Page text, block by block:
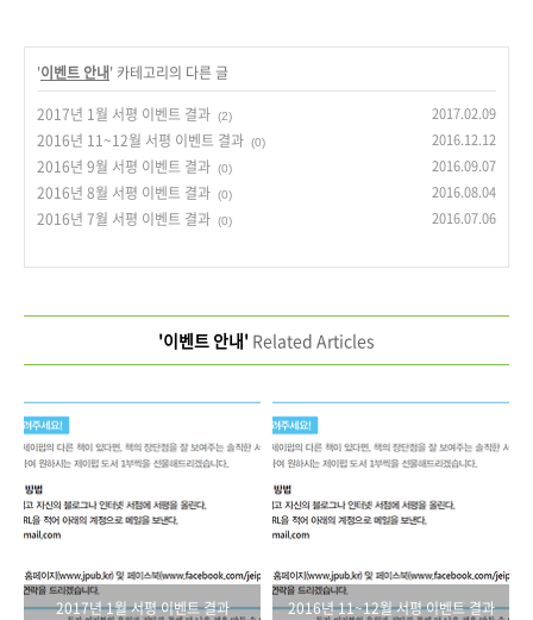
'이벤트 안내' 카테고리의 다른 글
2017년 1월 서평 이벤트 결과 (2) 2017.02.09
2016년 11~12월 서평 이벤트 결과 (0) 2016.12.12
2016년 9월 서평 이벤트 결과 (0) 2016.09.07
2016년 8월 서평 이벤트 결과 (0) 2016.08.04
2016년 7월 서평 이벤트 결과 (0) 2016.07.06
'이벤트 안내' Related Articles
2017년 1월 서평 이벤트 결과 2016년 11~12월 서평 이벤트 결과